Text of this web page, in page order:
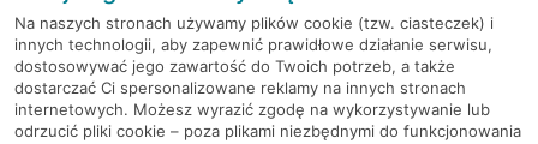
RODO
Regulamin serwisu
Na naszych stronach używamy plików cookie (tzw. ciasteczek) i
innych technologii, aby zapewnić prawidłowe działanie serwisu,
dostosowywać jego zawartość do Twoich potrzeb, a także
dostarczać Ci spersonalizowane reklamy na innych stronach
internetowych. Możesz wyrazić zgodę na wykorzystywanie lub
odrzucić pliki cookie – poza plikami niezbędnymi do funkcjonowania